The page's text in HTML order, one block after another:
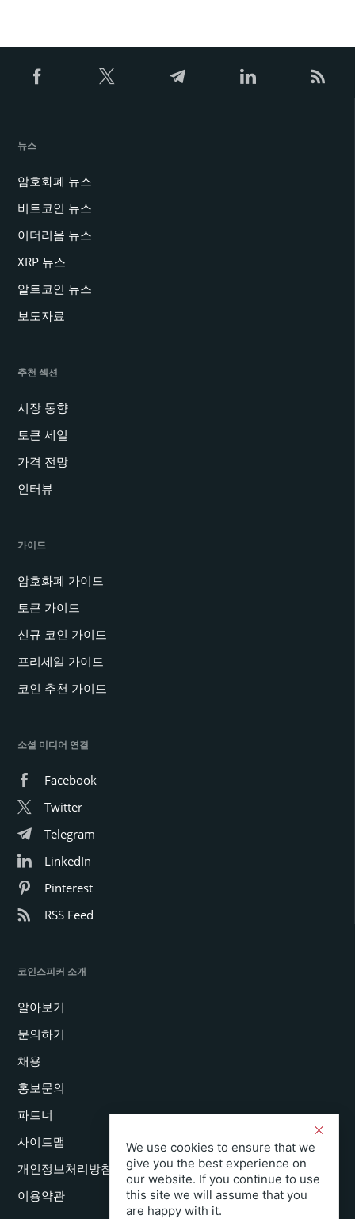
뉴스
암호화폐 뉴스
비트코인 뉴스
이더리움 뉴스
XRP 뉴스
알트코인 뉴스
보도자료
추천 섹션
시장 동향
토큰 세일
가격 전망
인터뷰
가이드
암호화폐 가이드
토큰 가이드
신규 코인 가이드
프리세일 가이드
코인 추천 가이드
소셜 미디어 연결
Facebook
Twitter
Telegram
LinkedIn
Pinterest
RSS Feed
코인스피커 소개
알아보기
문의하기
채용
홍보문의
파트너
사이트맵
개인정보처리방침
이용약관
We use cookies to ensure that we
give you the best experience on
our website. If you continue to use
this site we will assume that you
are happy with it.